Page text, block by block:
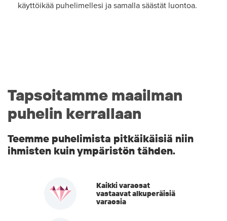
käyttöikää puhelimellesi ja samalla säästät luontoa.
Tapsoitamme maailman
puhelin kerrallaan
Teemme puhelimista pitkäikäisiä niin
ihmisten kuin ympäristön tähden.
Kaikki varaosat
vastaavat alkuperäisiä
varaosia